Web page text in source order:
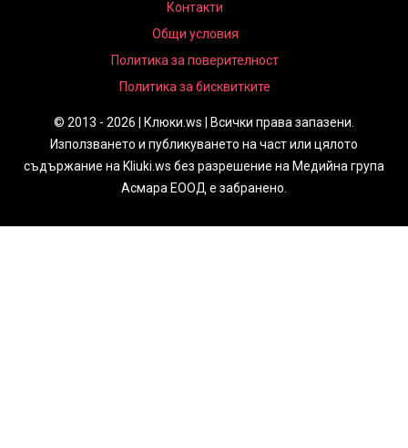
Контакти
Общи условия
Политика за поверителност
Политика за бисквитките
© 2013 - 2026 | Клюки.ws | Всички права запазени.
Използването и публикуването на част или цялото
съдържание на Kliuki.ws без разрешение на Медийна група
Асмара ЕООД е забранено.